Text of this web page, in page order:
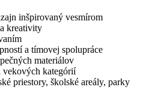
inšpirovaný vesmírom
kreativity
a tímovej spolupráce
materiálov
vekových kategórií
priestory, školské areály, parky